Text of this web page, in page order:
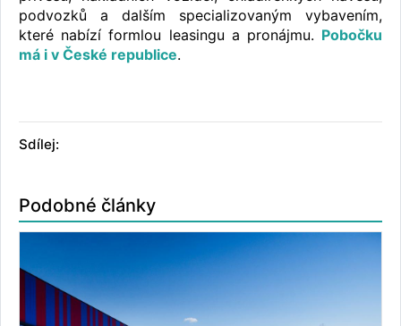
podvozků a dalším specializovaným vybavením,
které nabízí formlou leasingu a pronájmu. Pobočku
má i v České republice.
Sdílej:
Podobné články